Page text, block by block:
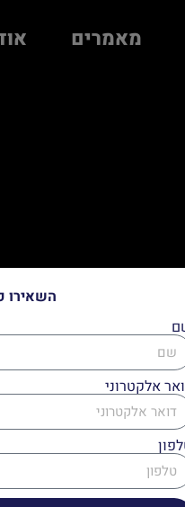
מאמרים
השאירו
אלקטרוני